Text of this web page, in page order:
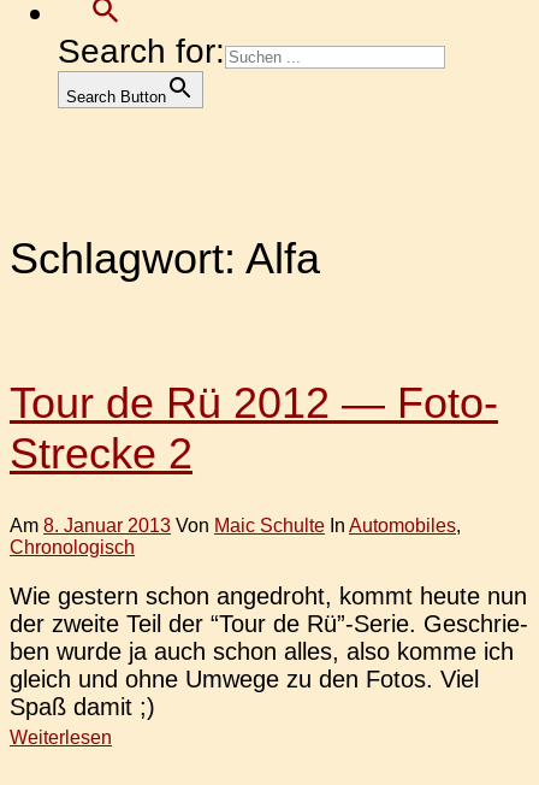
Search for:
Search Button
Schlagwort: Alfa
Tour de Rü 2012 — Foto-
Strecke 2
Am 8. Januar 2013 Von Maic Schulte In Automobiles,
Chronologisch
Wie ges­tern schon ange­droht, kommt heute nun
der zweite Teil der “Tour de Rü”-Serie. Geschrie­
ben wurde ja auch schon alles, also komme ich
gleich und ohne Umwege zu den Fotos. Viel
Spaß damit ;)
Weiterlesen